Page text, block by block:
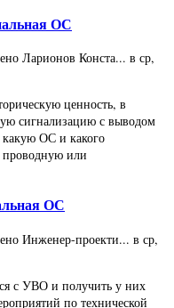
ОС
Ларионов Конста... в ср,
ценность, в
сигнализацию с выводом
ОС и какого
проводную или
ОС
Инженер-проекти... в ср,
с УВО и получить у них
по технической